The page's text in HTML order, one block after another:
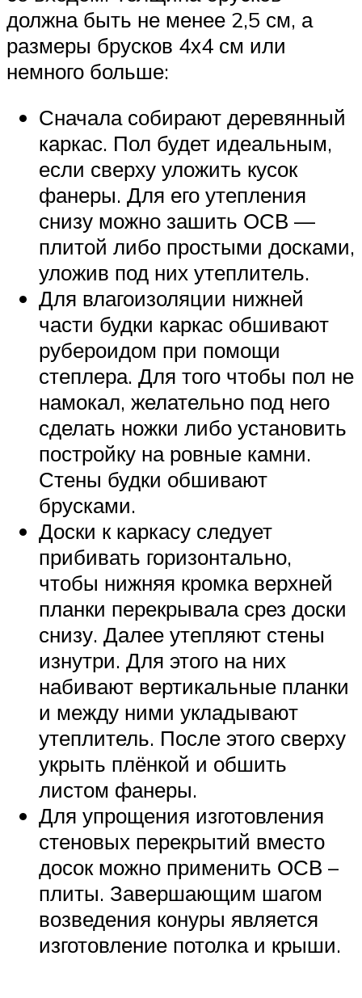
должна быть не менее 2,5 см, а
размеры брусков 4х4 см или
немного больше:
Сначала собирают деревянный
каркас. Пол будет идеальным,
если сверху уложить кусок
фанеры. Для его утепления
снизу можно зашить ОСВ —
плитой либо простыми досками,
уложив под них утеплитель.
Для влагоизоляции нижней
части будки каркас обшивают
рубероидом при помощи
степлера. Для того чтобы пол не
намокал, желательно под него
сделать ножки либо установить
постройку на ровные камни.
Стены будки обшивают
брусками.
Доски к каркасу следует
прибивать горизонтально,
чтобы нижняя кромка верхней
планки перекрывала срез доски
снизу. Далее утепляют стены
изнутри. Для этого на них
набивают вертикальные планки
и между ними укладывают
утеплитель. После этого сверху
укрыть плёнкой и обшить
листом фанеры.
Для упрощения изготовления
стеновых перекрытий вместо
досок можно применить ОСВ –
плиты. Завершающим шагом
возведения конуры является
изготовление потолка и крыши.